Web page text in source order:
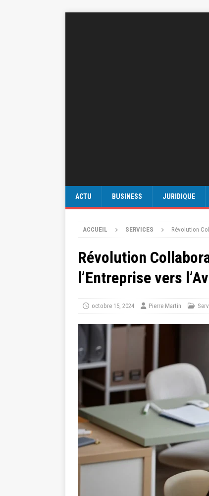
ACTU BUSINESS JURIDIQUE
ACCUEIL SERVICES Révolution
Révolution
l’Entreprise vers
octobre 15, 2024 Pierre Martin